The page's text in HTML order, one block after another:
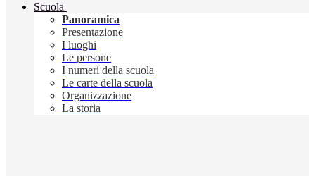
Scuola
Panoramica
Presentazione
I luoghi
Le persone
I numeri della scuola
Le carte della scuola
Organizzazione
La storia